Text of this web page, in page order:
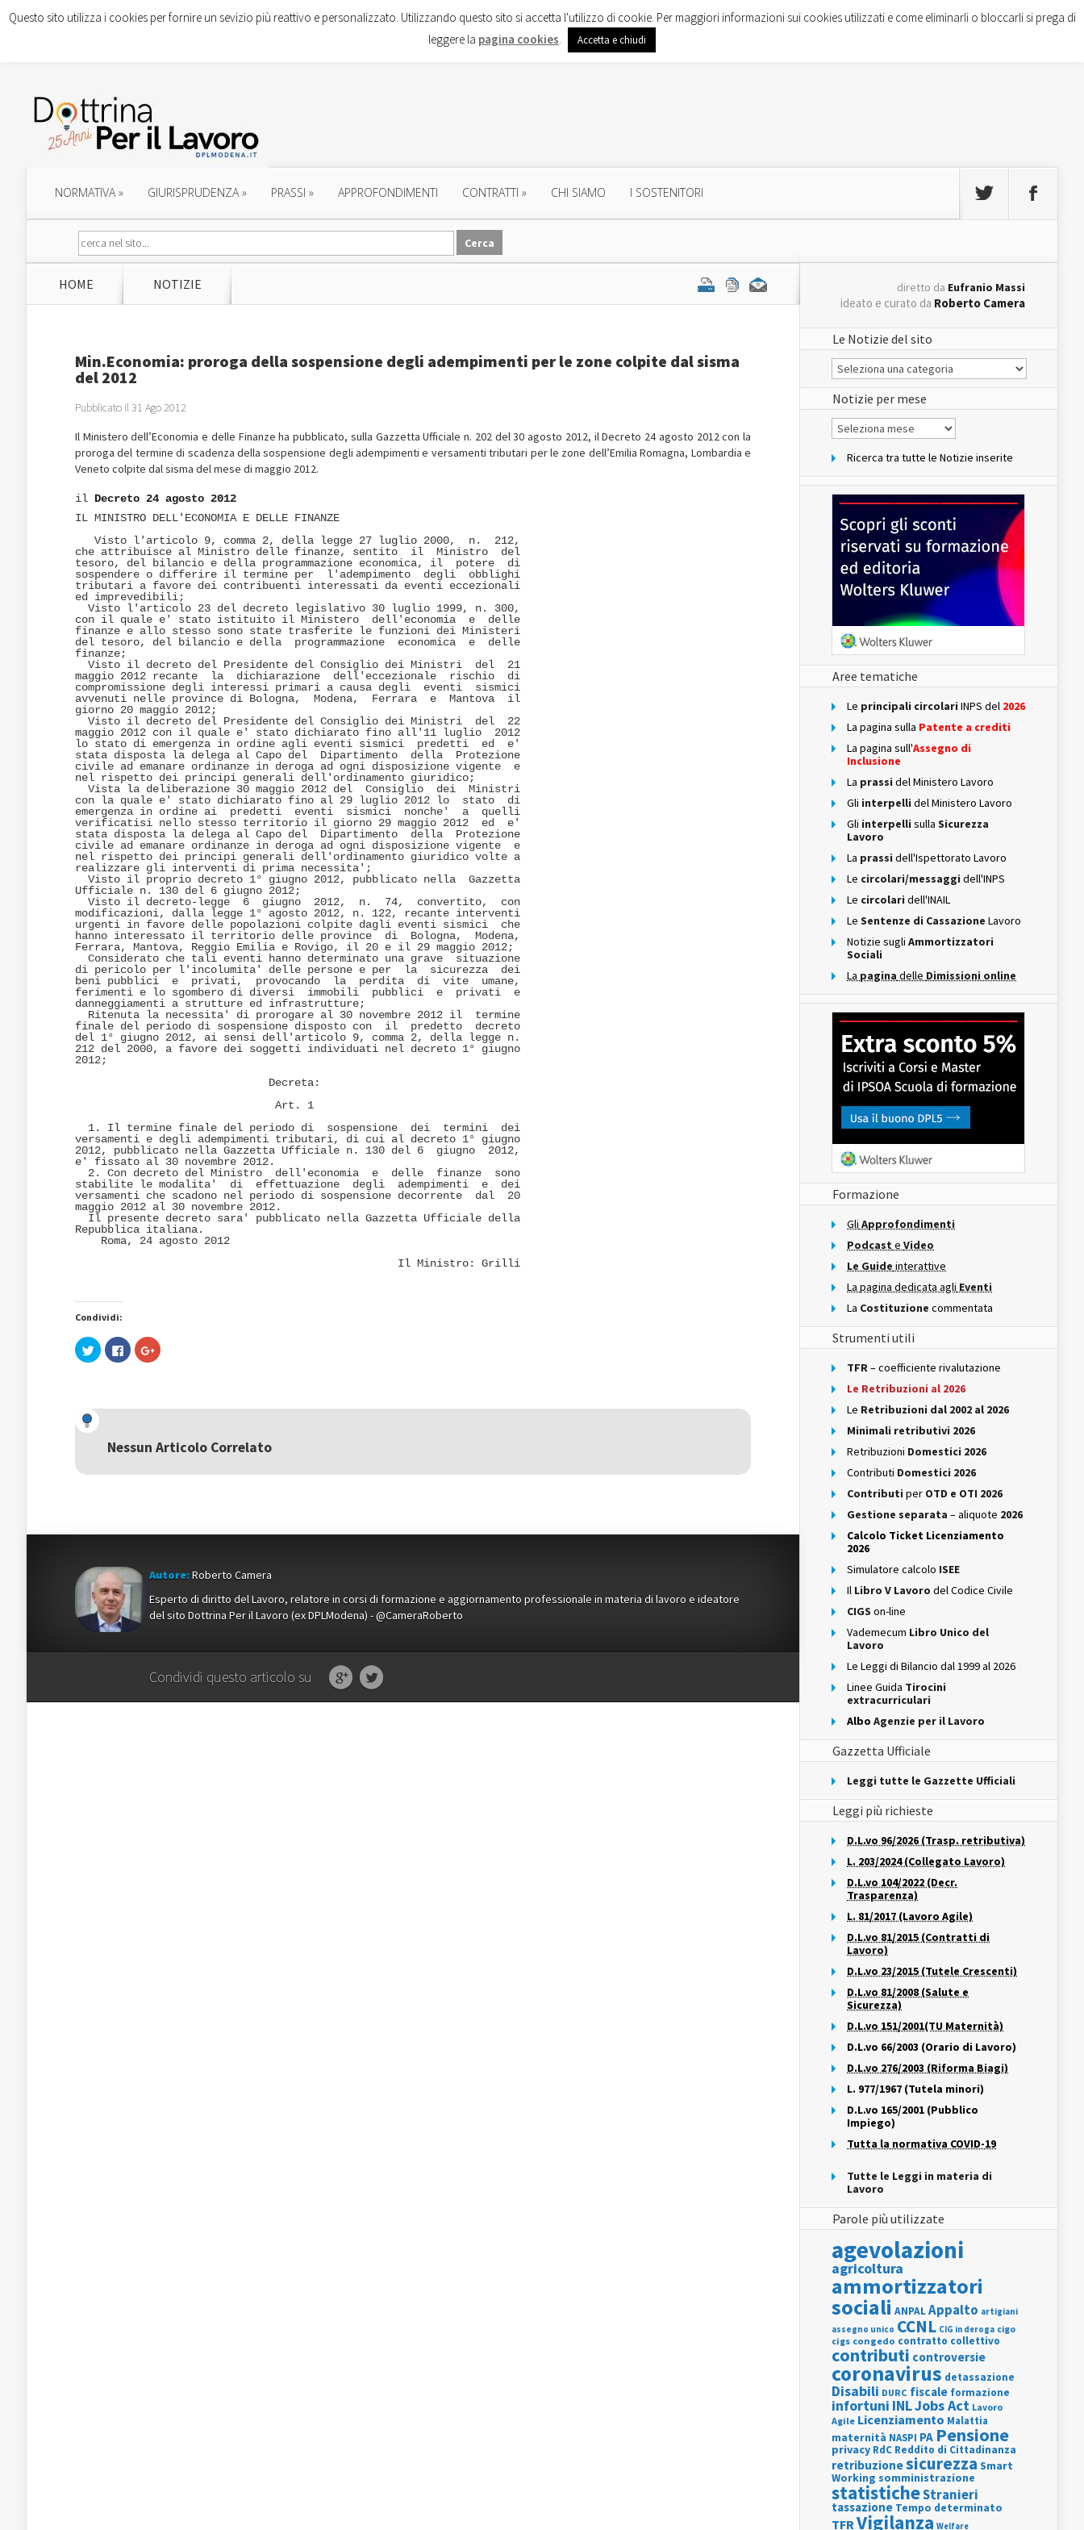
NORMATIVA» GIURISPRUDENZA» PRASSI » APPROFONDIMENTI CONTRATTI » CHI SIAMO I SOSTENITORI
HOME NOTIZIE
Min.Economia: proroga della sospensione degli adempimenti per le zone colpite dal sisma
del 2012
Pubblicato il 31 Ago 2012
Il Ministero dell’Economia e delle Finanze ha pubblicato, sulla Gazzetta Ufficiale n. 202 del 30 agosto 2012, il Decreto 24 agosto 2012 con la
proroga del termine di scadenza della sospensione degli adempimenti e versamenti tributari per le zone dell’Emilia Romagna, Lombardia e
Veneto colpite dal sisma del mese di maggio 2012.
il Decreto 24 agosto 2012
IL MINISTRO DELL'ECONOMIA E DELLE FINANZE
   Visto l'articolo 9, comma 2, della legge 27 luglio 2000,  n.  212,
che attribuisce al Ministro delle finanze, sentito  il  Ministro  del
tesoro, del bilancio e della programmazione economica, il  potere  di
sospendere o differire il termine per  l'adempimento  degli  obblighi
tributari a favore dei contribuenti interessati da eventi eccezionali
ed imprevedibili;
  Visto l'articolo 23 del decreto legislativo 30 luglio 1999, n. 300,
con il quale e' stato istituito il Ministero  dell'economia  e  delle
finanze e allo stesso sono state trasferite le funzioni dei Ministeri
del tesoro, del bilancio e della  programmazione  economica  e  delle
finanze;
  Visto il decreto del Presidente del Consiglio dei Ministri  del  21
maggio 2012 recante  la  dichiarazione  dell'eccezionale  rischio  di
compromissione degli interessi primari a causa degli  eventi  sismici
avvenuti nelle province di Bologna,  Modena,  Ferrara  e  Mantova  il
giorno 20 maggio 2012;
  Visto il decreto del Presidente del Consiglio dei Ministri  del  22
maggio 2012 con il quale e' stato dichiarato fino all'11 luglio  2012
lo stato di emergenza in ordine agli eventi sismici  predetti  ed  e'
stata disposta la delega al Capo del  Dipartimento  della  Protezione
civile ad emanare ordinanze in deroga ad ogni disposizione vigente  e
nel rispetto dei principi generali dell'ordinamento giuridico;
  Vista la deliberazione 30 maggio 2012 del  Consiglio  dei  Ministri
con la quale e' stato dichiarato fino al 29 luglio 2012 lo  stato  di
emergenza in ordine ai  predetti  eventi  sismici  nonche'  a  quelli
verificatisi nello stesso territorio il giorno 29 maggio 2012  ed  e'
stata disposta la delega al Capo del  Dipartimento  della  Protezione
civile ad emanare ordinanze in deroga ad ogni disposizione vigente  e
nel rispetto dei principi generali dell'ordinamento giuridico volte a
realizzare gli interventi di prima necessita';
  Visto il proprio decreto 1° giugno 2012, pubblicato nella  Gazzetta
Ufficiale n. 130 del 6 giugno 2012;
  Visto il decreto-legge  6  giugno  2012,  n.  74,  convertito,  con
modificazioni, dalla legge 1° agosto 2012, n. 122, recante interventi
urgenti in favore delle popolazioni colpite dagli eventi sismici  che
hanno interessato il territorio delle province  di  Bologna,  Modena,
Ferrara, Mantova, Reggio Emilia e Rovigo, il 20 e il 29 maggio 2012;
  Considerato che tali eventi hanno determinato una grave  situazione
di pericolo per l'incolumita' delle persone e per  la  sicurezza  dei
beni pubblici  e  privati,  provocando  la  perdita  di  vite  umane,
ferimenti e lo sgombero di diversi  immobili  pubblici  e  privati  e
danneggiamenti a strutture ed infrastrutture;
  Ritenuta la necessita' di prorogare al 30 novembre 2012 il  termine
finale del periodo di sospensione disposto con  il  predetto  decreto
del 1° giugno 2012, ai sensi dell'articolo 9, comma 2, della legge n.
212 del 2000, a favore dei soggetti individuati nel decreto 1° giugno
2012;
                              Decreta:
                               Art. 1
  1. Il termine finale del periodo di  sospensione  dei  termini  dei
versamenti e degli adempimenti tributari, di cui al decreto 1° giugno
2012, pubblicato nella Gazzetta Ufficiale n. 130 del 6  giugno  2012,
e' fissato al 30 novembre 2012.
  2. Con decreto del Ministro  dell'economia  e  delle  finanze  sono
stabilite le modalita'  di  effettuazione  degli  adempimenti  e  dei
versamenti che scadono nel periodo di sospensione decorrente  dal  20
maggio 2012 al 30 novembre 2012.
  Il presente decreto sara' pubblicato nella Gazzetta Ufficiale della
Repubblica italiana.
    Roma, 24 agosto 2012
                                                  Il Ministro: Grilli
Condividi:
Fai
clic
(Si
apre
una
nuova
Fai
clic
nuova
finestra)
Fai
clic
una
nuova
Nessun Articolo Correlato
Autore:Roberto Camera
Esperto di diritto del Lavoro, relatore in corsi di formazione e aggiornamento professionale in materia di lavoro e ideatore
del sito Dottrina Per il Lavoro (ex DPLModena) - @CameraRoberto
Condividi questo articolo su
diretto da Eufranio Massi
ideato e curato da Roberto Camera
Le Notizie del sito
Le
Notizie
del
sito
Notizie per mese
Notizie
per
Ricerca tra tutte le Notizie inserite
Aree tematiche
Le principali circolari INPS del 2026
La pagina sulla Patente a crediti
La pagina sull'Assegno di
Inclusione
La prassi del Ministero Lavoro
Gli interpelli del Ministero Lavoro
Gli interpelli sulla Sicurezza
Lavoro
La prassi dell'Ispettorato Lavoro
Le circolari/messaggi dell'INPS
Le circolari dell'INAIL
Le Sentenze di Cassazione Lavoro
Notizie sugli Ammortizzatori
Sociali
La pagina delle Dimissioni online
Formazione
Gli Approfondimenti
Podcast e Video
Le Guide interattive
La pagina dedicata agli Eventi
La Costituzione commentata
Strumenti utili
TFR– coefficiente rivalutazione
Le Retribuzioni al 2026
Le Retribuzioni dal 2002 al 2026
Minimali retributivi 2026
Retribuzioni Domestici 2026
Contributi Domestici 2026
Contributi per OTD e OTI 2026
Gestione separata – aliquote 2026
Calcolo Ticket Licenziamento
2026
Simulatore calcolo ISEE
Il Libro V Lavoro del Codice Civile
CIGS on-line
Vademecum Libro Unico del
Lavoro
Le Leggi di Bilancio dal 1999 al 2026
Linee Guida Tirocini
extracurriculari
Albo Agenzie per il Lavoro
Gazzetta Ufficiale
Leggi tutte le Gazzette Ufficiali
Leggi più richieste
D.L.vo 96/2026 (Trasp. retributiva)
L. 203/2024 (Collegato Lavoro)
D.L.vo 104/2022 (Decr.
Trasparenza)
L. 81/2017 (Lavoro Agile)
D.L.vo 81/2015 (Contratti di
Lavoro)
D.L.vo 23/2015 (Tutele Crescenti)
D.L.vo 81/2008 (Salute e
Sicurezza)
D.L.vo 151/2001(TU Maternità)
D.L.vo 66/2003 (Orario di Lavoro)
D.L.vo 276/2003 (Riforma Biagi)
L. 977/1967 (Tutela minori)
D.L.vo 165/2001 (Pubblico
Impiego)
Tutta la normativa COVID-19
Tutte le Leggi in materia di
Lavoro
Parole più utilizzate
agevolazioni
agricoltura
ammortizzatori
sociali ANPALAppalto artigiani
assegno unico CCNL CIG in deroga cigo
cigs congedo contratto collettivo
contributi controversie
coronavirus detassazione
Disabili DURC fiscale formazione
infortuni INLJobs Act Lavoro
Agile Licenziamento Malattia
maternità NASPI PA Pensione
privacy RdC Reddito di Cittadinanza
retribuzionesicurezza Smart
Working somministrazione
statisticheStranieri
tassazione Tempo determinato
TFRVigilanza Welfare
Questo sito utilizza i cookies per fornire un sevizio più reattivo e personalizzato. Utilizzando questo sito si accetta l'utilizzo di cookie. Per maggiori informazioni sui cookies utilizzati e come eliminarli o bloccarli si prega di
leggere la pagina cookies. Accetta e chiudi